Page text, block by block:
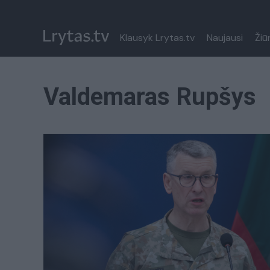
Klausyk Lrytas.tv Naujausi
Valdemaras Rupšys